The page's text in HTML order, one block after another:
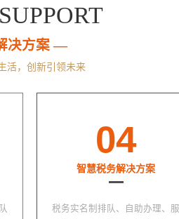
决方案 —
活，创新引领未来
04
智慧税务解决方案
税务实名制排队、自助办理、服